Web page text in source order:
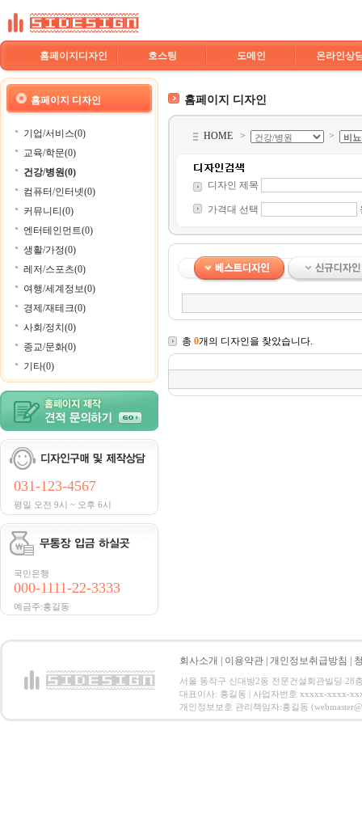
홈페이지디자인 호스팅 도메인 온라인상
홈페이지 디자인
기업/서비스(0)
교육/학문(0)
건강/병원(0)
컴퓨터/인터넷(0)
커뮤니티(0)
엔터테인먼트(0)
생활/가정(0)
레저/스포츠(0)
여행/세계정보(0)
경제/재테크(0)
사회/정치(0)
종교/문화(0)
기타(0)
031-123-4567
평일 오전 9시 ~ 오후 6시
국민은행
000-1111-22-3333
예금주:홍길동
홈페이지 디자인
HOME > >
디자인 제목
가격대 선택
총 0개의 디자인을 찾았습니다.
회사소개 이용약관 개인정보취급방침
서울 동작구 신대방2동 전문건설회관빌딩 28
대표이사: 홍길동 | 사업자번호 xxxxx-xxxx-
개인정보보호 관리책임자:홍길동